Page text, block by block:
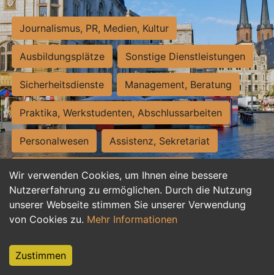
Wir verwenden Cookies, um Ihnen eine bessere
Nutzererfahrung zu ermöglichen. Durch die Nutzung
unserer Webseite stimmen Sie unserer Verwendung
von Cookies zu. Mehr Informationen
Zustimmen
Journalismus, PR, Medien, Kultur
Ausbildungsplätze Sonstige Dienstleistungen
Sicherheitsdienste Management, Beratung
Praktika, Werkstudenten, Abschlussarbeiten
Personalwesen Assistenz, Sekretariat
Hilfskräfte, Aushilfs- und Nebenjobs
Einkauf, Logistik, Materialwirtschaft
Weiterbildung, Studium, duale Ausbildung
Tourismus